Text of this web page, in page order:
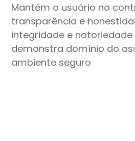
Mantém o usuário no
transparência e
integridade e
demonstra domínio do
ambiente seguro